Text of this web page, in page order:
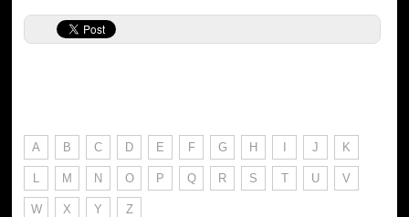
A B C D E F G H I J K
L M N O P Q R S T U V
W X Y Z